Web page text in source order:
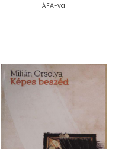
ÁFA-val